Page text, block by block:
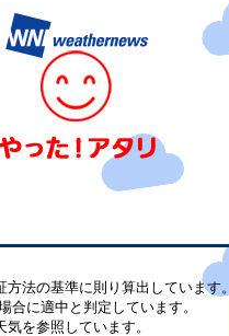
法の基準に則り算出しています。
合に適中と判定しています。
気を参照しています。